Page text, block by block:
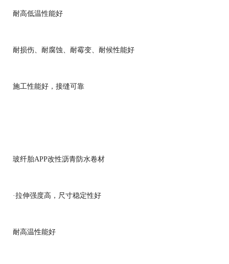
耐高低温性能好
耐损伤、耐腐蚀、耐霉变、耐候性能好
施工性能好，接缝可靠
玻纤胎APP改性沥青防水卷材
·拉伸强度高，尺寸稳定性好
耐高温性能好